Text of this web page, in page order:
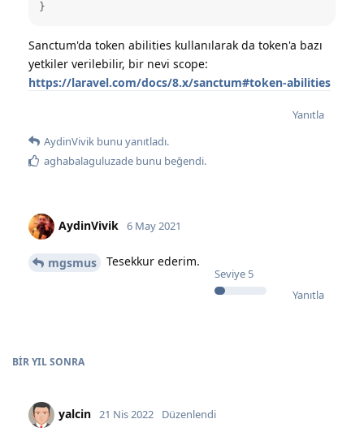
}
Sanctum'da token abilities kullanılarak da token'a bazı
yetkiler verilebilir, bir nevi scope:
https://laravel.com/docs/8.x/sanctum#token-abilities
Yanıtla
AydinVivik bunu yanıtladı.
aghabalaguluzade bunu beğendi.
AydinVivik
Seviye 5
6 May 2021
mgsmus Tesekkur ederim.
Yanıtla
BIR YILSONRA
yalcin 21 Nis 2022 Düzenlendi